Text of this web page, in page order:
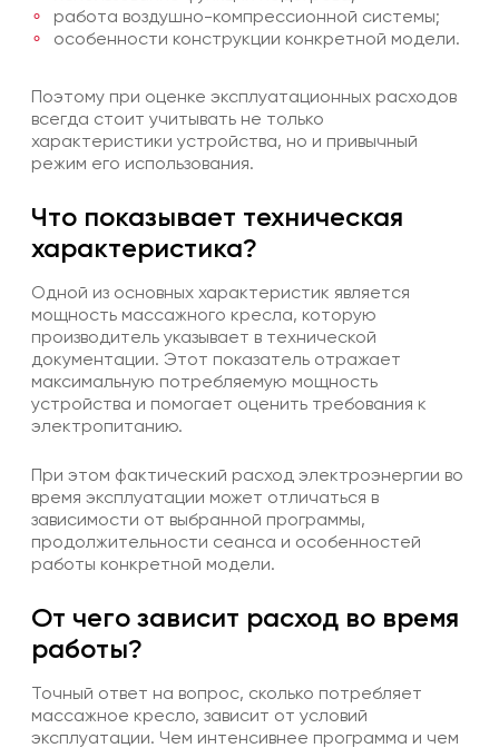
работа воздушно-компрессионной системы;
особенности конструкции конкретной модели.
Поэтому при оценке эксплуатационных расходов
всегда стоит учитывать не только
характеристики устройства, но и привычный
режим его использования.
Что показывает техническая
характеристика?
Одной из основных характеристик является
мощность массажного кресла, которую
производитель указывает в технической
документации. Этот показатель отражает
максимальную потребляемую мощность
устройства и помогает оценить требования к
электропитанию.
При этом фактический расход электроэнергии во
время эксплуатации может отличаться в
зависимости от выбранной программы,
продолжительности сеанса и особенностей
работы конкретной модели.
От чего зависит расход во время
работы?
Точный ответ на вопрос, сколько потребляет
массажное кресло, зависит от условий
эксплуатации. Чем интенсивнее программа и чем